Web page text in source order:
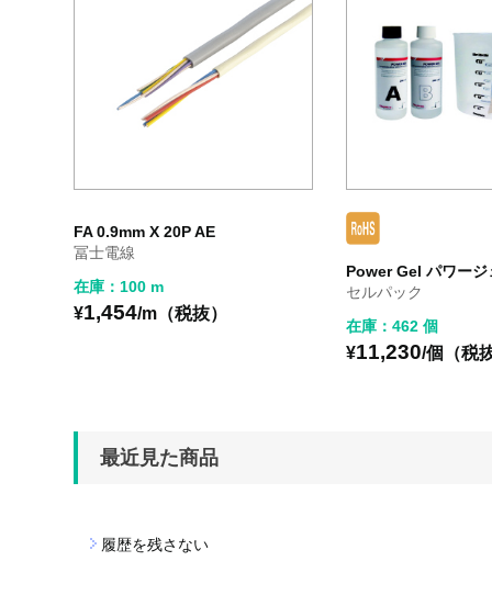
FA 0.9mm X 20P AE
冨士電線
在庫：100 m
¥1,454/m（税抜）
Power Gel パワー
セルパック
在庫：462 個
¥11,230/個（税
最近見た商品
履歴を残さない